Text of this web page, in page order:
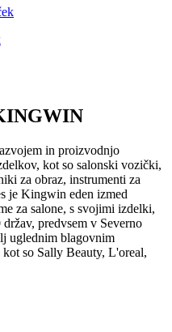
in proizvodnjo
kot so salonski vozički,
za obraz, instrumenti za
je Kingwin eden izmed
za salone, s svojimi izdelki,
predvsem v Severno
uglednim blagovnim
so Sally Beauty, L'oreal,